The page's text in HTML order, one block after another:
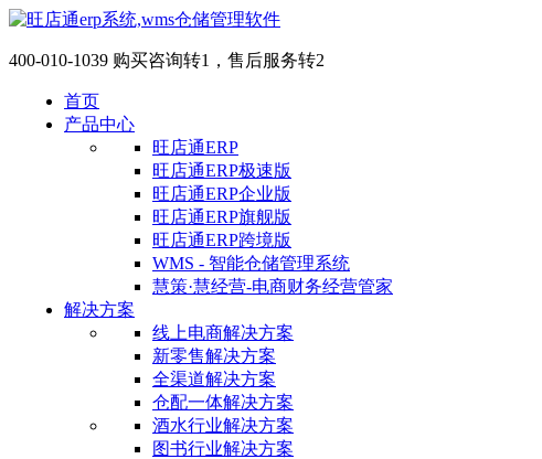
400-010-1039 购买咨询转1，售后服务转2
首页
产品中心
旺店通ERP
旺店通ERP极速版
旺店通ERP企业版
旺店通ERP旗舰版
旺店通ERP跨境版
WMS - 智能仓储管理系统
慧策·慧经营-电商财务经营管家
解决方案
线上电商解决方案
新零售解决方案
全渠道解决方案
仓配一体解决方案
酒水行业解决方案
图书行业解决方案